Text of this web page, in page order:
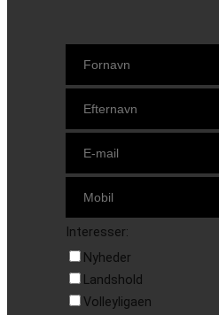
Interesser:
Nyheder
Landshold
Volleyligaen